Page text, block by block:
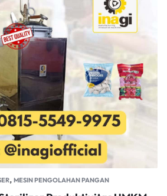
, MESIN PENGOLAHAN PANGAN